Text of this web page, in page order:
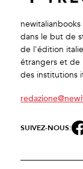
dans le but de
de l'édition
étrangers et de
des institutions
SUIVEZ-NOUS: